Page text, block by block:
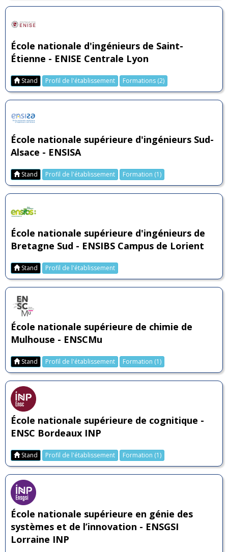
École nationale d'ingénieurs de Saint-
Étienne - ENISE Centrale Lyon
Stand Profil de l'établissement Formations (2)
École nationale supérieure d'ingénieurs Sud-
Alsace - ENSISA
Stand Profil de l'établissement Formation (1)
École nationale supérieure d'ingénieurs de
Bretagne Sud - ENSIBS Campus de Lorient
Stand Profil de l'établissement
École nationale supérieure de chimie de
Mulhouse - ENSCMu
Stand Profil de l'établissement Formation (1)
École nationale supérieure de cognitique -
ENSC Bordeaux INP
Stand Profil de l'établissement Formation (1)
École nationale supérieure en génie des
systèmes et de l’innovation - ENSGSI
Lorraine INP